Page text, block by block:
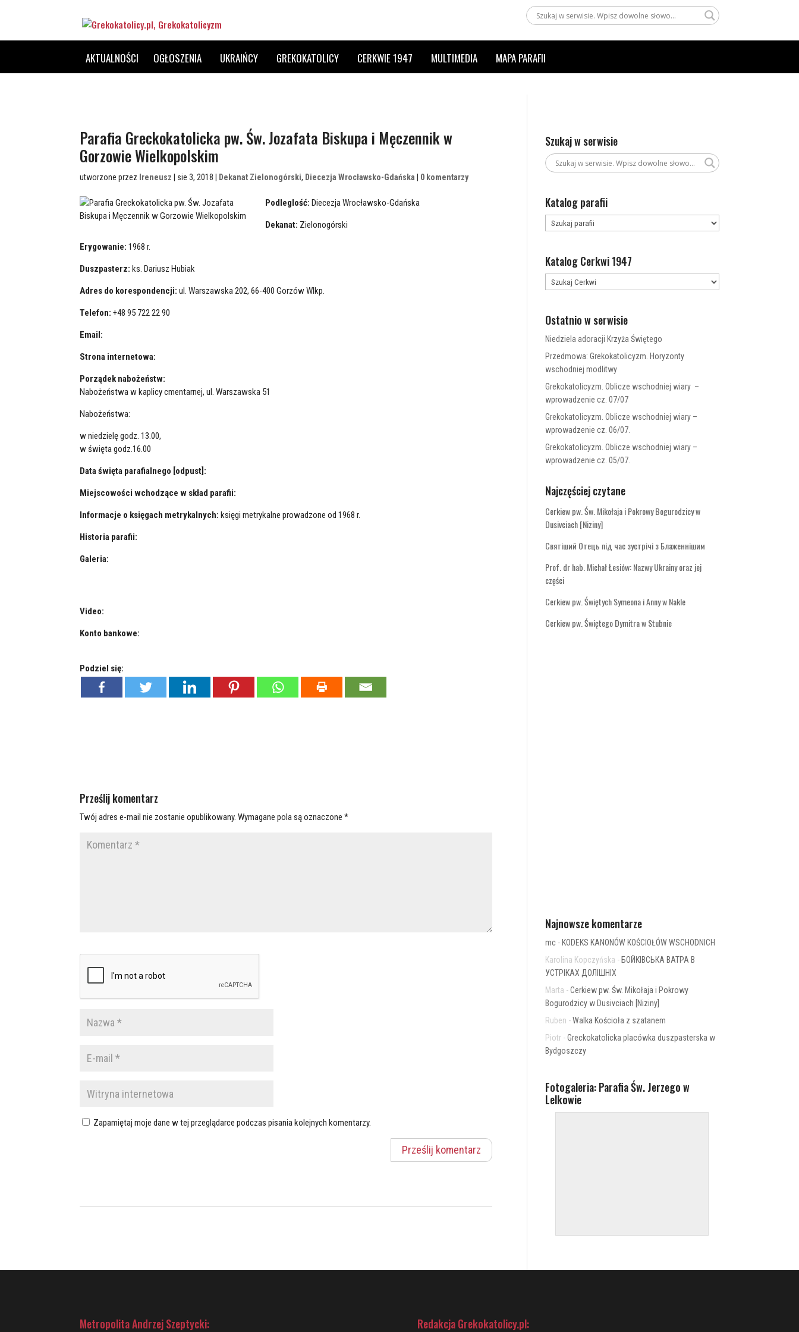
AKTUALNOŚCI OGŁOSZENIA UKRAIŃCY GREKOKATOLICY CERKWIE 1947 MULTIMEDIA MAPA PARAFII
Parafia Greckokatolicka pw. Św. Jozafata Biskupa i Męczennik w
Gorzowie Wielkopolskim
utworzone przez Ireneusz | sie 3, 2018 | Dekanat Zielonogórski, Diecezja Wrocławsko-Gdańska 0 komentarzy
Podleglość: Diecezja Wrocławsko-Gdańska
Dekanat: Zielonogórski
Erygowanie: 1968 r.
Duszpasterz: ks. Dariusz Hubiak
Adres do korespondencji: ul. Warszawska 202, 66-400 Gorzów Wlkp.
Telefon: +48 95 722 22 90
Email:
Strona internetowa:
Porządek nabożeństw:
Nabożeństwa w kaplicy cmentarnej, ul. Warszawska 51
Nabożeństwa:
w niedzielę godz. 13.00,
w święta godz.16.00
Data święta parafialnego [odpust]:
Miejscowości wchodzące w skład parafii:
Informacje o księgach metrykalnych: księgi metrykalne prowadzone od 1968 r.
Historia parafii:
Galeria:
Video:
Konto bankowe:
Podziel się:
Prześlij komentarz
Twój adres e-mail nie zostanie opublikowany. Wymagane pola są oznaczone*
Zapamiętaj moje dane w tej przeglądarce podczas pisania kolejnych komentarzy.
Szukaj w serwisie
Katalog parafii
Katalog Cerkwi 1947
Ostatnio w serwisie
Niedziela adoracji Krzyża Świętego
Przedmowa: Grekokatolicyzm. Horyzonty
wschodniej modlitwy
Grekokatolicyzm. Oblicze wschodniej wiary –
wprowadzenie cz. 07/07
Grekokatolicyzm. Oblicze wschodniej wiary –
wprowadzenie cz. 06/07.
Grekokatolicyzm. Oblicze wschodniej wiary –
wprowadzenie cz. 05/07.
Najczęściej czytane
Cerkiew pw. Św. Mikołaja i Pokrowy Bogurodzicy w
Dusivciach [Niziny]
Святіший Отець під час зустрічі з Блаженнішим
Prof. dr hab. Michał Łesiów: Nazwy Ukrainy oraz jej
części
Cerkiew pw. Świętych Symeona i Anny w Nakle
Cerkiew pw. Świętego Dymitra w Stubnie
Najnowsze komentarze
mc - KODEKS KANONÓW KOŚCIOŁÓW WSCHODNICH
Karolina Kopczyńska - БОЙКІВСЬКА ВАТРА В
УСТРІКАХ ДОЛІШНІХ
Marta -Cerkiew pw. Św. Mikołaja i Pokrowy
Bogurodzicy w Dusivciach [Niziny]
Ruben -Walka Kościoła z szatanem
Piotr -Greckokatolicka placówka duszpasterska w
Bydgoszczy
Fotogaleria: Parafia Św. Jerzego w
Lelkowie
Metropolita Andrzej Szeptycki: Redakcja Grekokatolicy.pl: